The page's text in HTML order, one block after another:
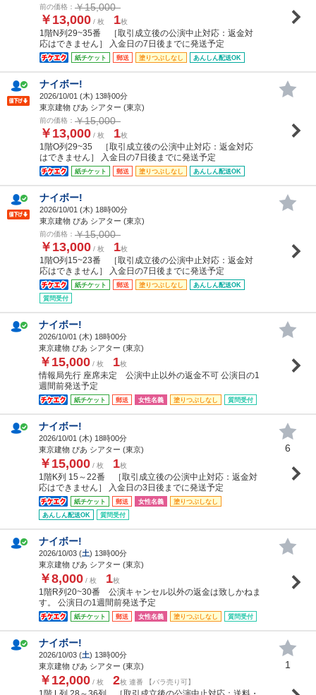
前の価格： ￥15,000
￥13,000 / 枚 1枚
1階N列29~35番 ［取引成立後の公演中止対応：返金対
応はできません］ 入金日の7日後までに発送予定
紙チケット 郵送 塗りつぶしなし あんしん配送OK
ナイボー!
2026/10/01 (木) 13時00分
東京建物 ぴあ シアター (東京)
前の価格： ￥15,000
￥13,000 / 枚 1枚
1階O列29~35 ［取引成立後の公演中止対応：返金対応
はできません］ 入金日の7日後までに発送予定
紙チケット 郵送 塗りつぶしなし あんしん配送OK
ナイボー!
2026/10/01 (木) 18時00分
東京建物 ぴあ シアター (東京)
前の価格： ￥15,000
￥13,000 / 枚 1枚
1階O列15~23番 ［取引成立後の公演中止対応：返金対
応はできません］ 入金日の7日後までに発送予定
紙チケット 郵送 塗りつぶしなし
あんしん配送OK
質問受付
ナイボー!
2026/10/01 (木) 18時00分
東京建物 ぴあ シアター (東京)
￥15,000 / 枚 1枚
情報局先行 座席未定 公演中止以外の返金不可 公演日の1
週間前発送予定
紙チケット 郵送 女性名義 塗りつぶしなし 質問受付
ナイボー!
2026/10/01 (木) 18時00分
東京建物 ぴあ シアター (東京)
￥15,000 / 枚 1枚
1階K列 15～22番 ［取引成立後の公演中止対応：返金対
応はできません］ 入金日の3日後までに発送予定
紙チケット 郵送 女性名義
塗りつぶしなし
あんしん配送OK
質問受付
6
ナイボー!
2026/10/03 (土) 13時00分
東京建物 ぴあ シアター (東京)
￥8,000 / 枚 1枚
1階R列20~30番 公演キャンセル以外の返金は致しかねま
す。 公演日の1週間前発送予定
紙チケット 郵送 女性名義 塗りつぶしなし 質問受付
ナイボー!
2026/10/03 (土) 13時00分
東京建物 ぴあ シアター (東京)
￥12,000 / 枚 2枚 連番 【バラ売り可】
1